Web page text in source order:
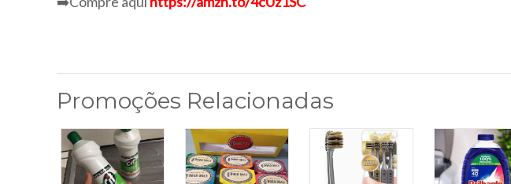
Promoções Relacionadas